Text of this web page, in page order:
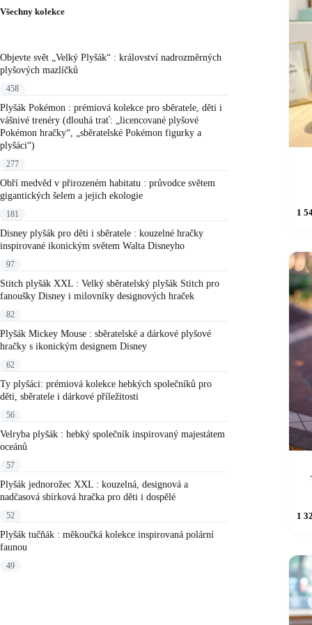
1
1
Všechny kolekce
Objevte svět „Velký Plyšák“ : království nadrozměrných
plyšových mazlíčků
458
Plyšák Pokémon : prémiová kolekce pro sběratele, děti i
vášnivé trenéry (dlouhá trať: „licencované plyšové
Pokémon hračky“, „sběratelské Pokémon figurky a
plyšáci“)
277
Obří medvěd v přirozeném habitatu : průvodce světem
gigantických šelem a jejich ekologie
181
Disney plyšák pro děti i sběratele : kouzelné hračky
inspirované ikonickým světem Walta Disneyho
97
Stitch plyšák XXL : Velký sběratelský plyšák Stitch pro
fanoušky Disney i milovníky designových hraček
82
Plyšák Mickey Mouse : sběratelské a dárkové plyšové
hračky s ikonickým designem Disney
62
Ty plyšáci: prémiová kolekce hebkých společníků pro
děti, sběratele i dárkové příležitosti
56
Velryba plyšák : hebký společník inspirovaný majestátem
oceánů
57
Plyšák jednorožec XXL : kouzelná, designová a
nadčasová sbírková hračka pro děti i dospělé
52
Plyšák tučňák : měkoučká kolekce inspirovaná polární
faunou
49